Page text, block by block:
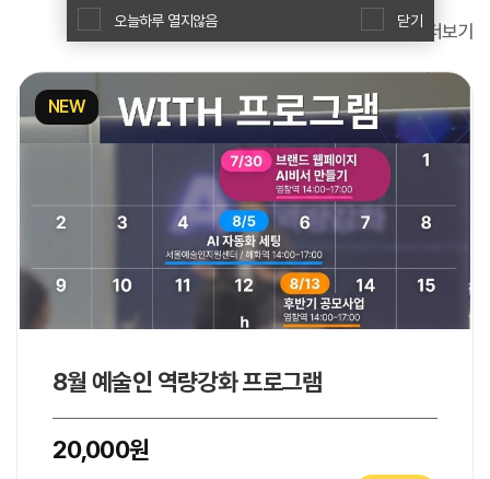
)
오늘하루 열지않음 닫기
강의 더보기
NEW
8월 예술인 역량강화 프로그램
20,000원